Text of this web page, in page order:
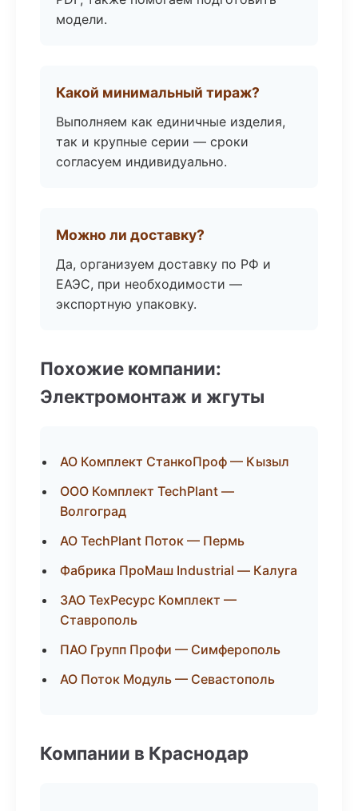
модели.
Какой минимальный тираж?
Выполняем как единичные изделия,
так и крупные серии — сроки
согласуем индивидуально.
Можно ли доставку?
Да, организуем доставку по РФ и
ЕАЭС, при необходимости —
экспортную упаковку.
Похожие компании:
Электромонтаж и жгуты
АО Комплект СтанкоПроф — Кызыл
ООО Комплект TechPlant —
Волгоград
АО TechPlant Поток — Пермь
Фабрика ПроМаш Industrial — Калуга
ЗАО ТехРесурс Комплект —
Ставрополь
ПАО Групп Профи — Симферополь
АО Поток Модуль — Севастополь
Компании в Краснодар